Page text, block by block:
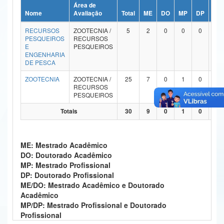
Ministério da Ciência, Tecnologia, Inovações e Comunicações
Ministério do Meio Ambiente
Ministério do Turismo
Ministério do Desenvolvimento Regional
Controladoria-Geral da União
Ministério da Mulher, da Família e dos Direitos Humanos
Secretaria de Governo
Gabinete de Segurança Institucional
Advocacia-Geral da União
Banco Central do Brasil
Nome
Área de
Avaliação
Total ME DO MP DP
RECURSOS
PESQUEIROS
E
ENGENHARIA
DE PESCA
ZOOTECNIA /
RECURSOS
PESQUEIROS
5 2 0 0 0
ZOOTECNIA
ZOOTECNIA /
RECURSOS
PESQUEIROS
25 7 0 1 0
Totais 30 9 0 1 0
ME: Mestrado Acadêmico
DO: Doutorado Acadêmico
MP: Mestrado Profissional
DP: Doutorado Profissional
ME/DO: Mestrado Acadêmico e Doutorado
Acadêmico
MP/DP: Mestrado Profissional e Doutorado
Profissional